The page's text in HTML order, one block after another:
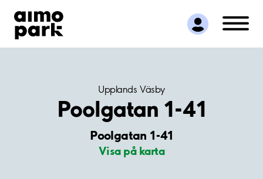
Hitta parkering
Samarbete
Kundservice
Upplands Väsby
Poolgatan 1-41
Poolgatan 1-41
Visa på karta